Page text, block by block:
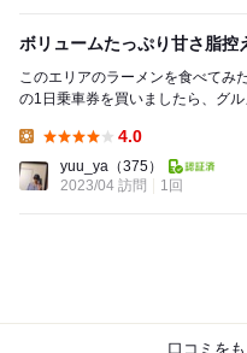
ボリュームたっぷり甘さ脂控
このエリアのラーメンを食べてみたいなと思
の1日乗車券を買いましたら、グルメ冊
4.0
yuu_ya （375）
2023/04 訪問
1回
口コミを